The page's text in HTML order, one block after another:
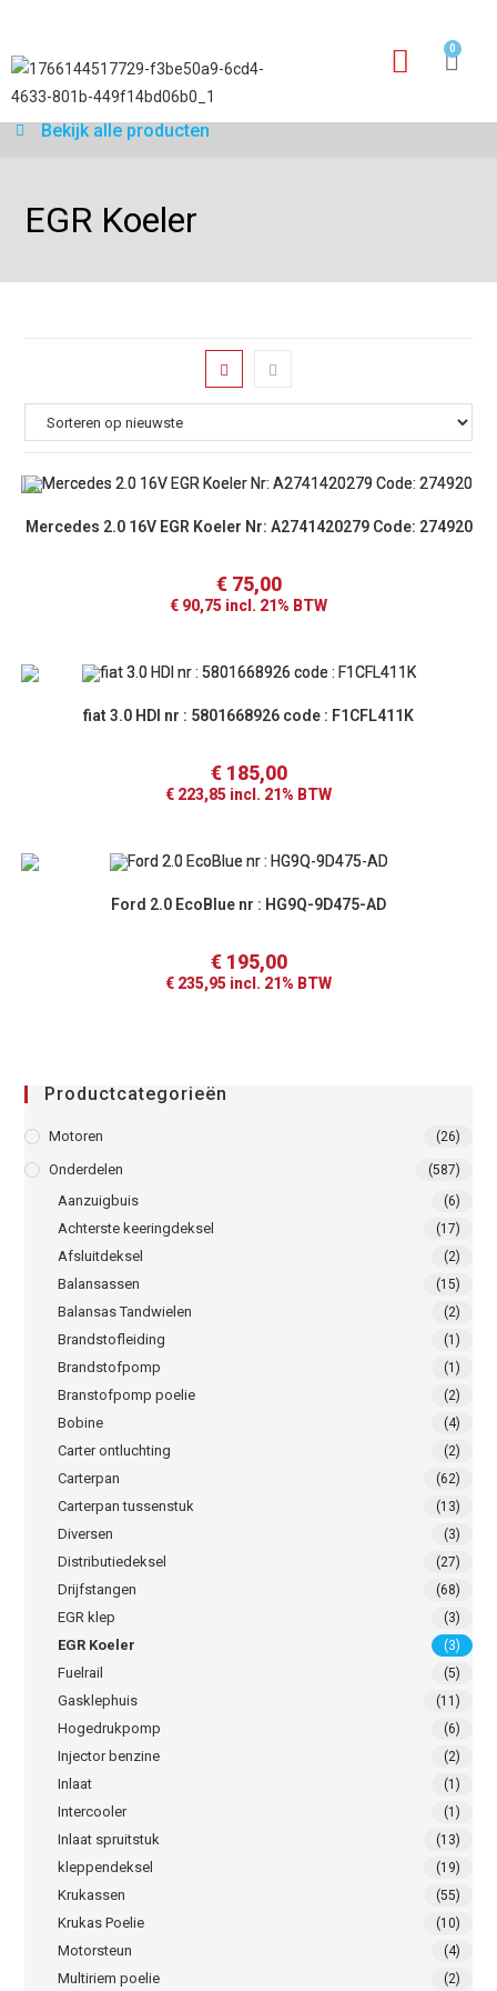
0
Bekijk alle producten
EGR Koeler
Mercedes 2.0 16V EGR Koeler Nr: A2741420279 Code: 274920
€75,00
€ 90,75 incl. 21% BTW
fiat 3.0 HDI nr : 5801668926 code : F1CFL411K
€185,00
€ 223,85 incl. 21% BTW
Ford 2.0 EcoBlue nr : HG9Q-9D475-AD
€195,00
€ 235,95 incl. 21% BTW
Productcategorieën
Motoren (26)
Onderdelen (587)
Aanzuigbuis (6)
Achterste keeringdeksel (17)
Afsluitdeksel (2)
Balansassen (15)
Balansas Tandwielen (2)
Brandstofleiding (1)
Brandstofpomp (1)
Branstofpomp poelie (2)
Bobine (4)
Carter ontluchting (2)
Carterpan (62)
Carterpan tussenstuk (13)
Diversen (3)
Distributiedeksel (27)
Drijfstangen (68)
EGR klep (3)
EGR Koeler (3)
Fuelrail (5)
Gasklephuis (11)
Hogedrukpomp (6)
Injector benzine (2)
Inlaat (1)
Intercooler (1)
Inlaat spruitstuk (13)
kleppendeksel (19)
Krukassen (55)
Krukas Poelie (10)
Motorsteun (4)
Multiriem poelie (2)